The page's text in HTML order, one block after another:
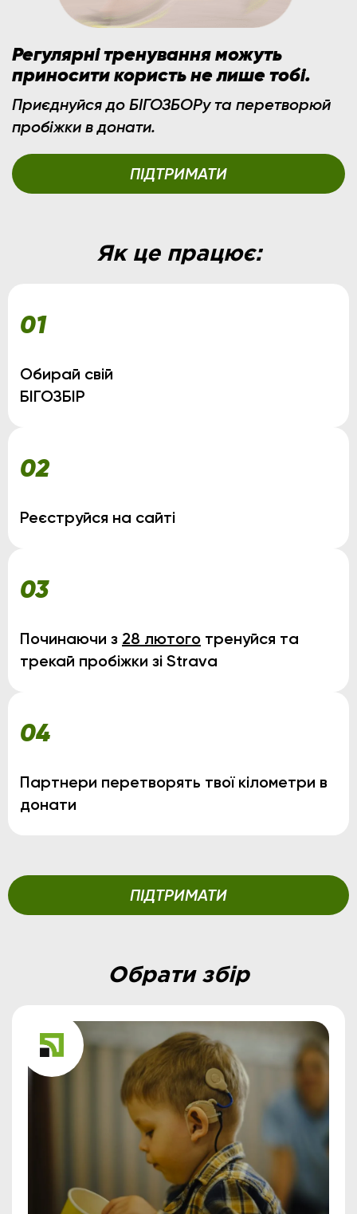
Регулярні тренування можуть
приносити користь не лише тобі.
Приєднуйся до БІГОЗБОРу та перетворюй
пробіжки в донати.
ПІДТРИМАТИ
Як це працює:
01
Обирай свій
БІГОЗБІР
02
Реєструйся на сайті
03
Починаючи з 28 лютого тренуйся та
трекай пробіжки зі Strava
04
Партнери перетворять твої кілометри в
донати
ПІДТРИМАТИ
Обрати збір